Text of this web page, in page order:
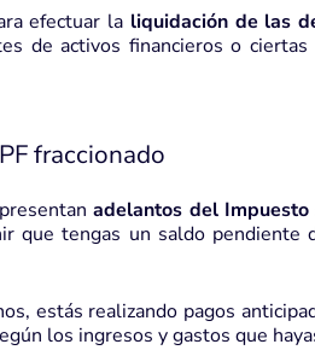
efectuar la liquidación de las
de activos financieros o
fraccionado
adelantos del Impuesto
que tengas un saldo pendiente
estás realizando pagos
los ingresos y gastos que